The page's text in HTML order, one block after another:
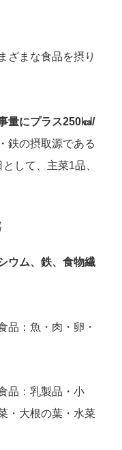
ざまな食品を摂り
量にプラス250㎉/
鉄の摂取源である
して、主菜1品、
ウム、鉄、食物繊
品：魚・肉・卵・
品：乳製品・小
・大根の葉・水菜